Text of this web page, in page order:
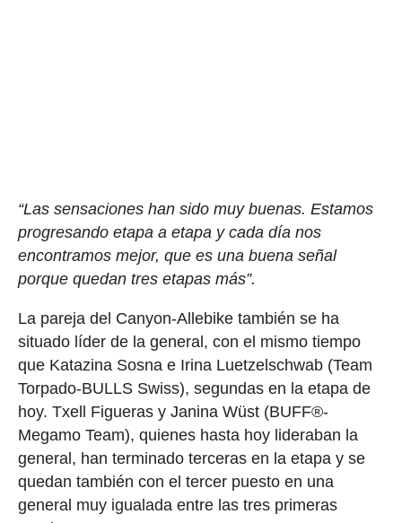
“Las sensaciones han sido muy buenas. Estamos
progresando etapa a etapa y cada día nos
encontramos mejor, que es una buena señal
porque quedan tres etapas más”.
La pareja del Canyon-Allebike también se ha
situado líder de la general, con el mismo tiempo
que Katazina Sosna e Irina Luetzelschwab (Team
Torpado-BULLS Swiss), segundas en la etapa de
hoy. Txell Figueras y Janina Wüst (BUFF®-
Megamo Team), quienes hasta hoy lideraban la
general, han terminado terceras en la etapa y se
quedan también con el tercer puesto en una
general muy igualada entre las tres primeras